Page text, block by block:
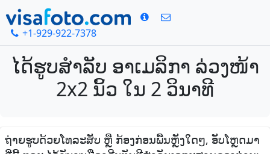
+1-929-922-7378
ໄດ້ຮູບສໍາລັບ ອາເມລິກາ ລ່ວງໜ້າ
2x2 ນິ້ວ ໃນ 2 ວິນາທີ
ຖ່າຍຮູບດ້ວຍໂທລະສັບ ຫຼື ກ້ອງກ່ອນພື້ນຫຼັງໃດໆ, ອັບໂຫຼດມາ